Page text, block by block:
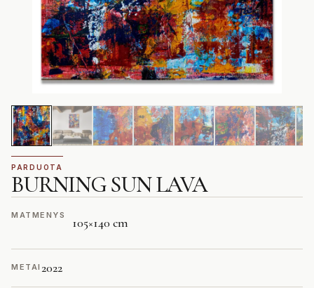
PARDUOTA
BURNING SUN LAVA
MATMENYS 105×140 cm
METAI 2022